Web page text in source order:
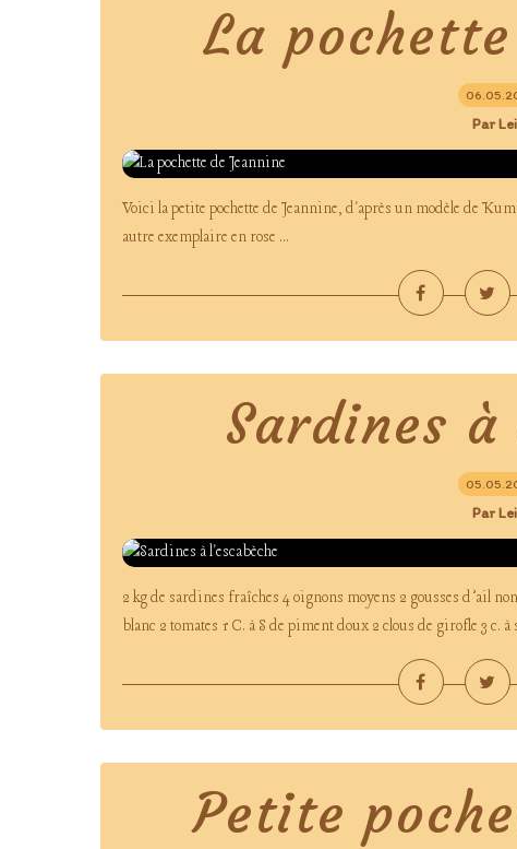
La
Par
Voici la petite pochette de Jeannine, d'après un modèle de
autre exemplaire en rose ...
Sardines
Par
2 kg de sardines fraîches 4 oignons moyens 2 gousses d’ail
blanc 2 tomates 1 C. à S de piment doux 2 clous de girofle 3 c.
Petite